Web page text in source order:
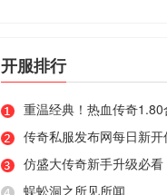
开服排行
重温经典！热血传奇1.80
传奇私服发布网每日新
仿盛大传奇新手升级必看
蜈蚣洞之所见所闻